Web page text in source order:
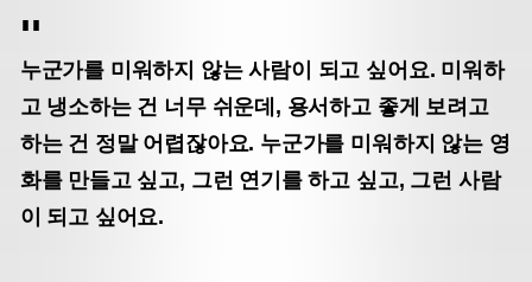
누군가를 미워하지 않는 사람이 되고 싶어요. 미워하
고 냉소하는 건 너무 쉬운데, 용서하고 좋게 보려고
하는 건 정말 어렵잖아요. 누군가를 미워하지 않는 영
화를 만들고 싶고, 그런 연기를 하고 싶고, 그런 사람
이 되고 싶어요.